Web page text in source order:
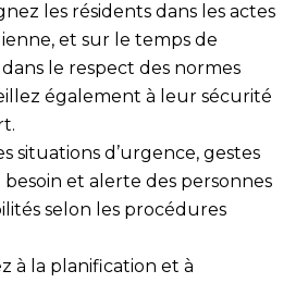
les résidents dans les actes
et sur le temps de
le respect des normes
également à leur sécurité
situations d’urgence, gestes
besoin et alerte des personnes
selon les procédures
à la planification et à